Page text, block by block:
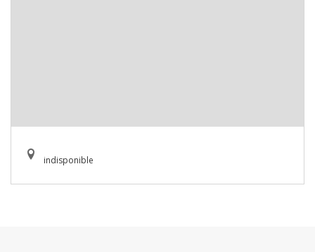
indisponible